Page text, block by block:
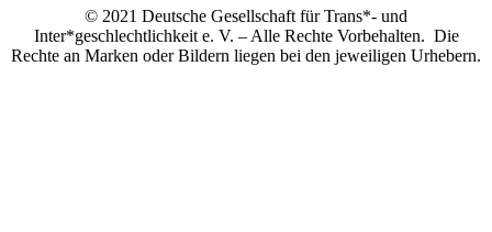
© 2021 Deutsche Gesellschaft für Trans*- und
Inter*geschlechtlichkeit e. V. – Alle Rechte Vorbehalten. Die
Rechte an Marken oder Bildern liegen bei den jeweiligen Urhebern.